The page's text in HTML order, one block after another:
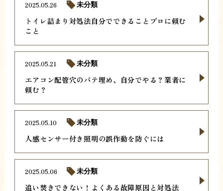
トイレ詰まり対処法自分でできることプロに頼む
こと
2025.05.26 未分類
エアコン配管穴のパテ埋め、自分でやる？業者に
頼む？
2025.05.21 未分類
人感センサー付き照明の誤作動を防ぐには
2025.05.10 未分類
追い焚きできない！よくある故障原因と対処法
2025.05.06 未分類